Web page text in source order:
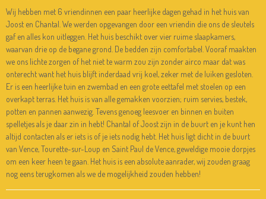
Wij hebben met 6 vriendinnen een paar heerlijke dagen gehad in het huis van
Joost en Chantal. We werden opgevangen door een vriendin die ons de sleutels
gaf en alles kon uitleggen. Het huis beschikt over vier ruime slaapkamers,
waarvan drie op de begane grond. De bedden zijn comfortabel. Vooraf maakten
we ons lichte zorgen of het niet te warm zou zijn zonder airco maar dat was
onterecht want het huis blijft inderdaad vrij koel, zeker met de luiken gesloten.
Er is een heerlijke tuin en zwembad en een grote eettafel met stoelen op een
overkapt terras. Het huis is van alle gemakken voorzien; ruim servies, bestek,
potten en pannen aanwezig. Tevens genoeg leesvoer en binnen en buiten
spelletjes als je daar zin in hebt! Chantal of Joost zijn in de buurt en je kunt hen
altijd contacten als er iets is of je iets nodig hebt. Het huis ligt dicht in de buurt
van Vence, Tourette-sur-Loup en Saint Paul de Vence, geweldige mooie dorpjes
om een keer heen te gaan. Het huis is een absolute aanrader, wij zouden graag
nog eens terugkomen als we de mogelijkheid zouden hebben!